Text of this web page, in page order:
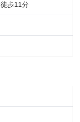
徒歩11分